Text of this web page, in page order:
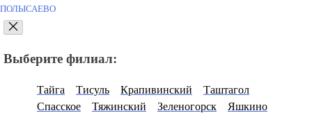
ПОЛЫСАЕВО
Выберите филиал:
Тайга Тисуль Крапивинский
Таштагол
Спасское
Тяжинский Зеленогорск
Яшкино